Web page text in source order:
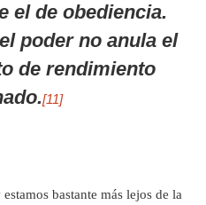
el de obediencia.
poder no anula el
de rendimiento
[11]
bastante más lejos de la